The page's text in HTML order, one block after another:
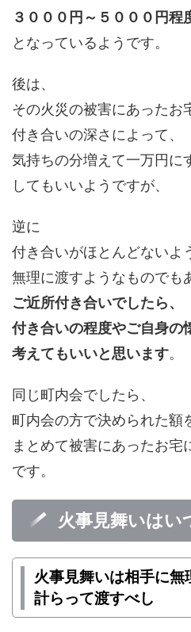
３０００円～５０００円程
となっているようです。
後は、
その火災の被害にあったお
付き合いの深さによって、
気持ちの分増えて一万円に
してもいいようですが、
逆に
付き合いがほとんどないよ
無理に渡すようなものでも
ご近所付き合いでしたら、
付き合いの程度やご自身の
考えてもいいと思います。
同じ町内会でしたら、
町内会の方で決められた額
まとめて被害にあったお宅
です。
火事見舞いはい
火事見舞いは相手に
計らって渡すべし